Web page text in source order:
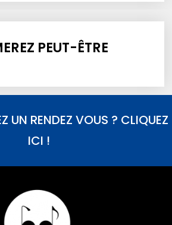
PEUT-ÊTRE
UN RENDEZ VOUS ? CLIQUEZ
ICI !